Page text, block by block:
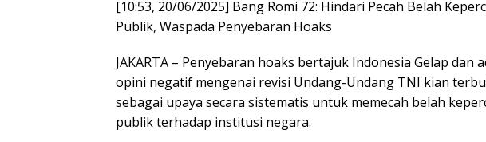
[10:53, 20/06/2025] Bang Romi 72: Hindari Pecah Belah
Publik, Waspada Penyebaran Hoaks
JAKARTA – Penyebaran hoaks bertajuk Indonesia Gelap dan
opini negatif mengenai revisi Undang-Undang TNI kian
sebagai upaya secara sistematis untuk memecah belah
publik terhadap institusi negara.